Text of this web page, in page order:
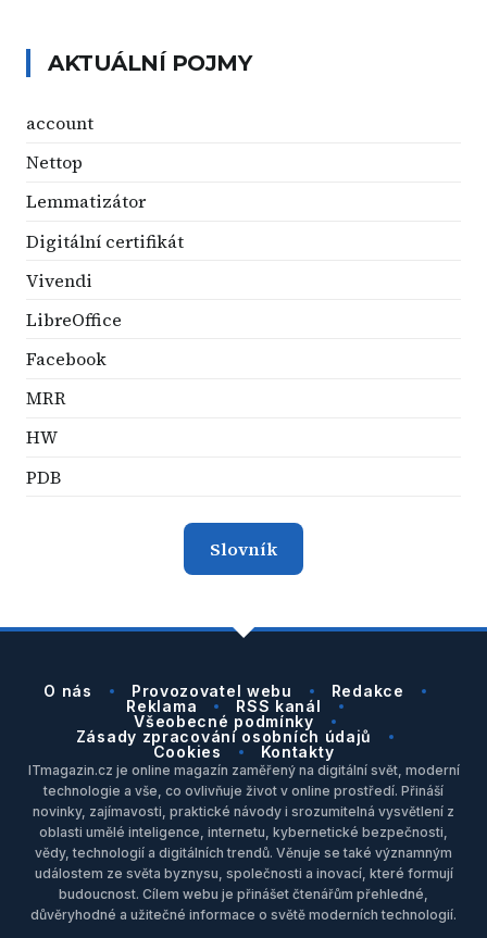
AKTUÁLNÍ POJMY
account
Nettop
Lemmatizátor
Digitální certifikát
Vivendi
LibreOffice
Facebook
MRR
HW
PDB
Slovník
O nás Provozovatel webu
Redakce
Reklama
RSS kanál
Všeobecné podmínky
Zásady zpracování osobních údajů
Cookies
Kontakty
ITmagazin.cz je online magazín zaměřený na digitální svět, moderní
technologie a vše, co ovlivňuje život v online prostředí. Přináší
novinky, zajímavosti, praktické návody i srozumitelná vysvětlení z
oblasti umělé inteligence, internetu, kybernetické bezpečnosti,
vědy, technologií a digitálních trendů. Věnuje se také významným
událostem ze světa byznysu, společnosti a inovací, které formují
budoucnost. Cílem webu je přinášet čtenářům přehledné,
důvěryhodné a užitečné informace o světě moderních technologií.